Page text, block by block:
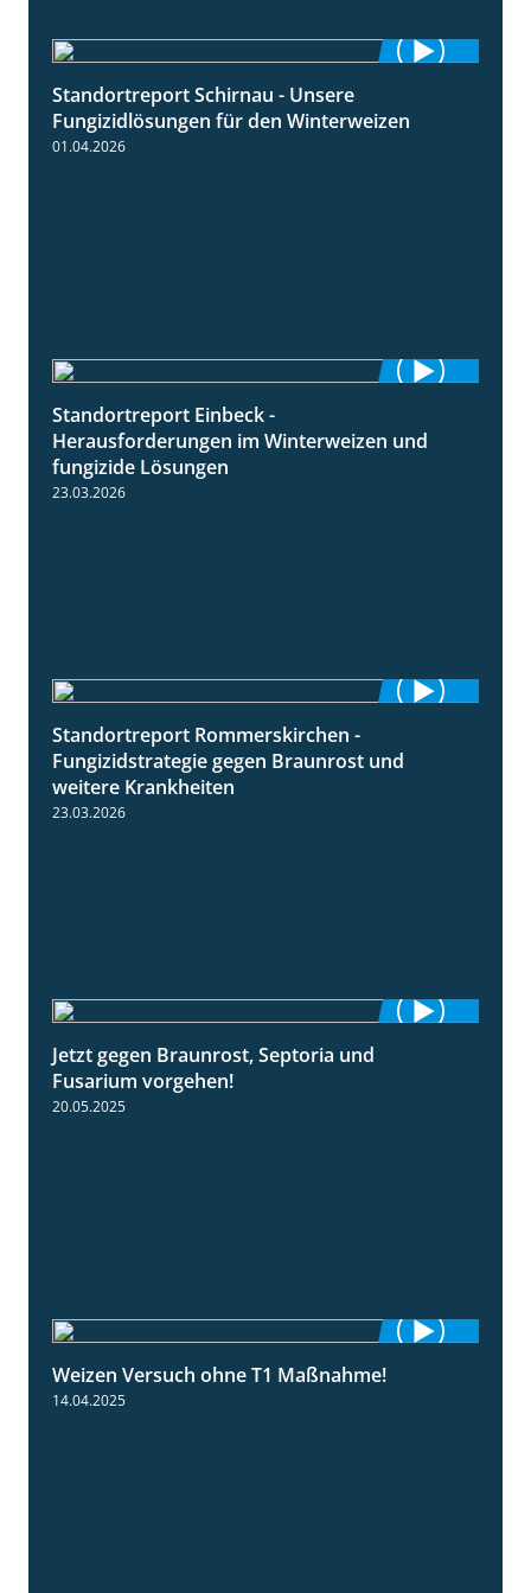
Standortreport Schirnau - Unsere
Fungizidlösungen für den Winterweizen
01.04.2026
Standortreport Einbeck -
Herausforderungen im Winterweizen und
fungizide Lösungen
23.03.2026
Standortreport Rommerskirchen -
Fungizidstrategie gegen Braunrost und
weitere Krankheiten
23.03.2026
Jetzt gegen Braunrost, Septoria und
Fusarium vorgehen!
20.05.2025
Weizen Versuch ohne T1 Maßnahme!
14.04.2025